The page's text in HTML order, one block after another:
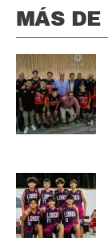
MÁS DE